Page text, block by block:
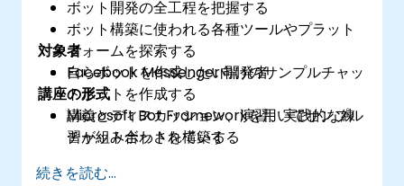
ボット開発の全工程を把握する
ボット構築に使われる各種ツールやプラット
フォームを探索する
Facebook Messenger向けのサンプルチャッ
トボットを作成する
Microsoft Bot Frameworkを用いてサンプル
チャットボットを構築する
対象者
自らボットを作成したい開発者
講座の形式
講義とディスカッション、演習、実践的な練
習が組み合わされている
続きを読む...